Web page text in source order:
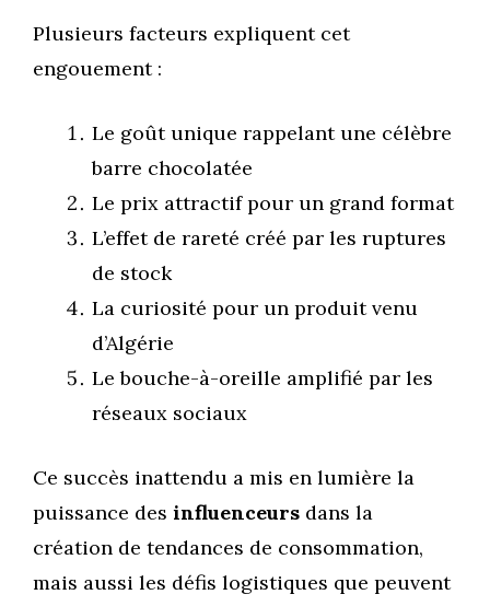
Plusieurs facteurs expliquent cet
engouement :
Le goût unique rappelant une célèbre
barre chocolatée
Le prix attractif pour un grand format
L’effet de rareté créé par les ruptures
de stock
La curiosité pour un produit venu
d’Algérie
Le bouche-à-oreille amplifié par les
réseaux sociaux
Ce succès inattendu a mis en lumière la
puissance des influenceurs dans la
création de tendances de consommation,
mais aussi les défis logistiques que peuvent